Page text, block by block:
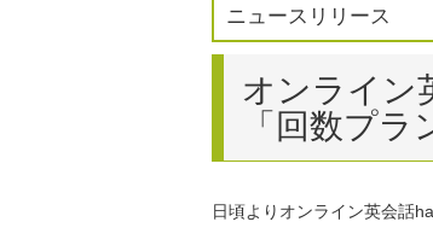
ニュースリリース
オンライン
「回数プ
日頃よりオンライン英会話